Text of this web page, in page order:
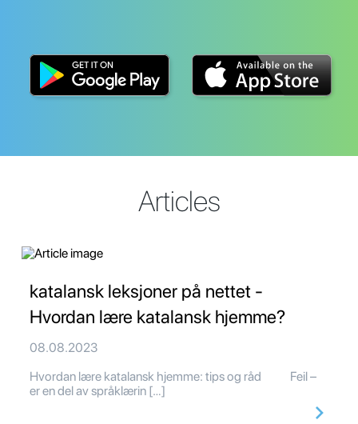
Articles
katalansk leksjoner på nettet -
Hvordan lære katalansk hjemme?
08.08.2023
Hvordan lære katalansk hjemme: tips og råd Feil –
er en del av språklærin […]